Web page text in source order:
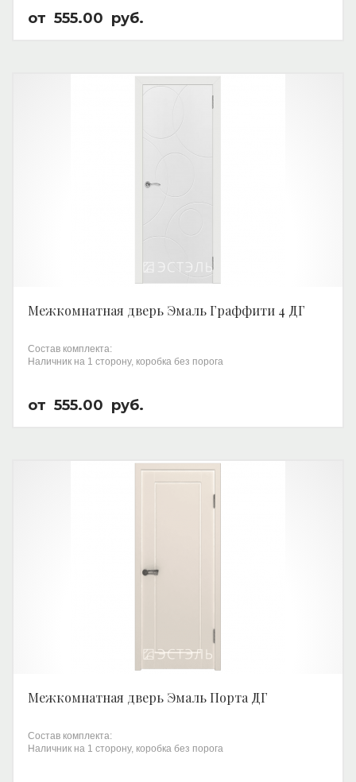
от 555.00 руб.
Межкомнатная дверь Эмаль Граффити 4 ДГ
Состав комплекта:
Наличник на 1 сторону, коробка без порога
от 555.00 руб.
Межкомнатная дверь Эмаль Порта ДГ
Состав комплекта:
Наличник на 1 сторону, коробка без порога